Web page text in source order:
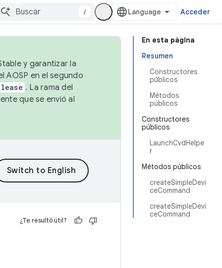
/ Acceder
En esta página
Resumen
Constructores
públicos
Métodos
públicos
Constructores
públicos
LaunchCvdHelpe
r
Métodos públicos
createSimpleDevi
ceCommand
createSimpleDevi
ceCommand
y garantizar la
AOSP en el segundo
. La rama del
que se envió al
¿Te resultó útil?